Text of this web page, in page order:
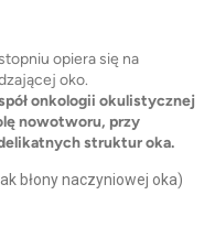
opiera się na
oko.
onkologii okulistycznej
nowotworu, przy
struktur oka.
błony naczyniowej oka)